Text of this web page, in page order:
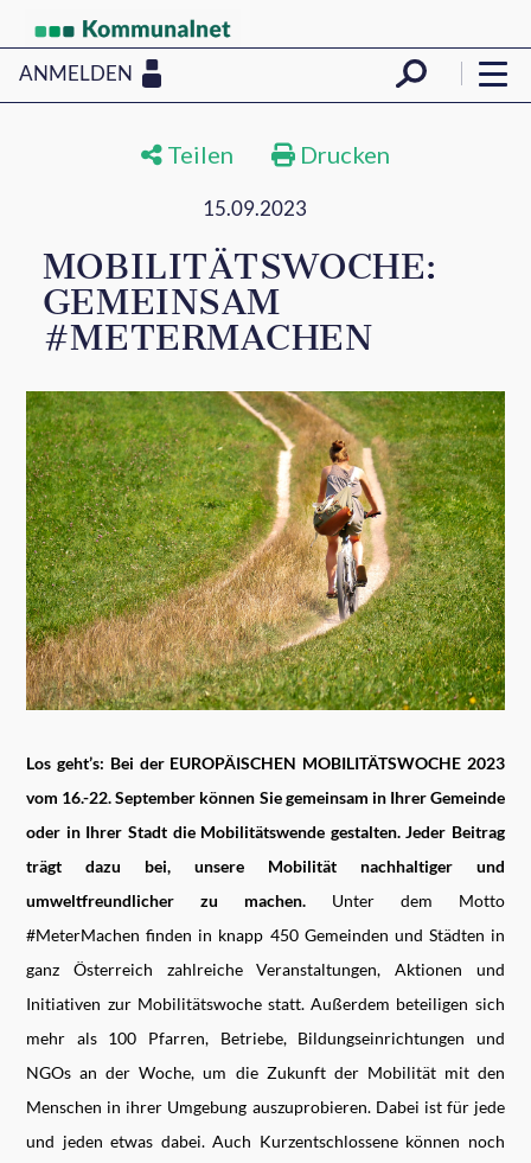
ANMELDEN
Teilen Drucken
15.09.2023
MOBILITÄTSWOCHE:
GEMEINSAM
#METERMACHEN
Los geht’s: Bei der EUROPÄISCHEN MOBILITÄTSWOCHE 2023
vom 16.-22. September können Sie gemeinsam in Ihrer Gemeinde
oder in Ihrer Stadt die Mobilitätswende gestalten. Jeder Beitrag
trägt dazu bei, unsere Mobilität nachhaltiger und
umweltfreundlicher zu machen. Unter dem Motto
#MeterMachen finden in knapp 450 Gemeinden und Städten in
ganz Österreich zahlreiche Veranstaltungen, Aktionen und
Initiativen zur Mobilitätswoche statt. Außerdem beteiligen sich
mehr als 100 Pfarren, Betriebe, Bildungseinrichtungen und
NGOs an der Woche, um die Zukunft der Mobilität mit den
Menschen in ihrer Umgebung auszuprobieren. Dabei ist für jede
und jeden etwas dabei. Auch Kurzentschlossene können noch